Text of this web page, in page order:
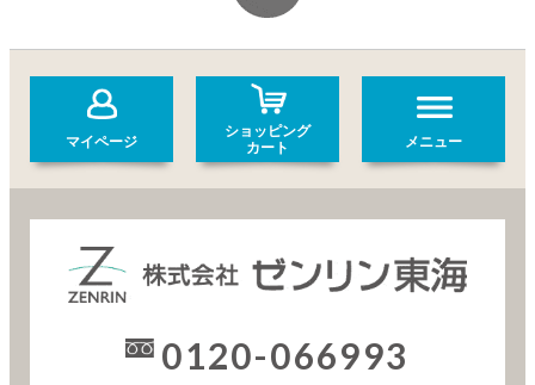
マイページ
ショッピング
カート
メニュー
0120-066993